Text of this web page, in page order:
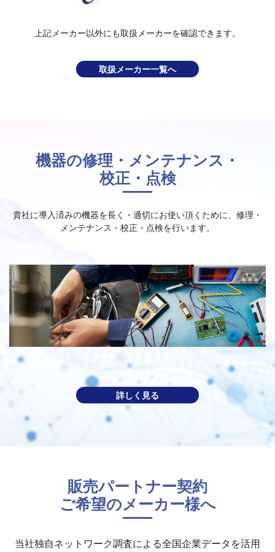
上記メーカー以外にも取扱メーカーを確認できます。
取扱メーカー一覧へ
機器の修理・メンテナンス・
校正・点検
貴社に導⼊済みの機器を⻑く・適切にお使い頂くために、修理・
メンテナンス・校正・点検を⾏います。
詳しく見る
販売パートナー契約
ご希望のメーカー様へ
当社独⾃ネットワーク調査による全国企業データを活⽤